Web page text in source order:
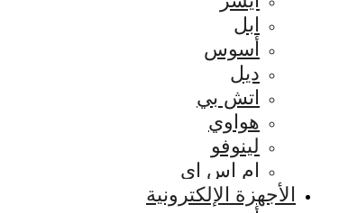
ابل
أسوس
ديل
اتش بي
هواوي
لينوفو
ام اس اي
الأجهزة الإلكترونية